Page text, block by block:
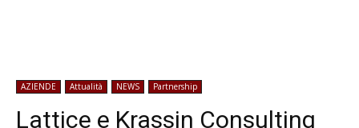
AZIENDE Attualità NEWS Partnership
Lattice e Krassin Consulting